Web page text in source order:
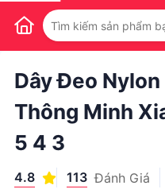
1 / 1
Dây Đeo
Thông Minh
5 4 3
4.8 113 Đánh Giá